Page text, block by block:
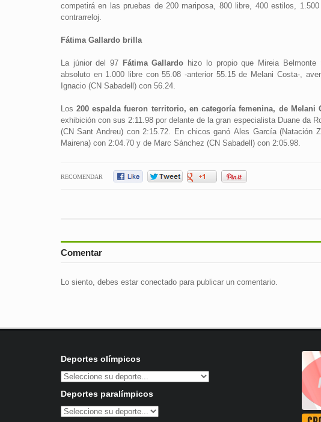
competirá en las pruebas de 200 mariposa, 800 libre, 400 estilos,
contrarreloj.
Fátima Gallardo brilla
La júnior del 97 Fátima Gallardo hizo lo propio que Mireia
absoluto en 1.000 libre con 55.08 -anterior 55.15 de Melani Costa-,
Ignacio (CN Sabadell) con 56.24.
Los200 espalda fueron territorio, en categoría femenina, de Melani
exhibición con sus 2:11.98 por delante de la gran especialista Duane da
(CN Sant Andreu) con 2:15.72. En chicos ganó Ales García (Natación
Mairena) con 2:04.70 y de Marc Sánchez (CN Sabadell) con 2:05.98.
RECOMENDAR
Comentar
Lo siento, debes estar conectadopara publicar un comentario.
Deportes olímpicos
Deportes paralímpicos